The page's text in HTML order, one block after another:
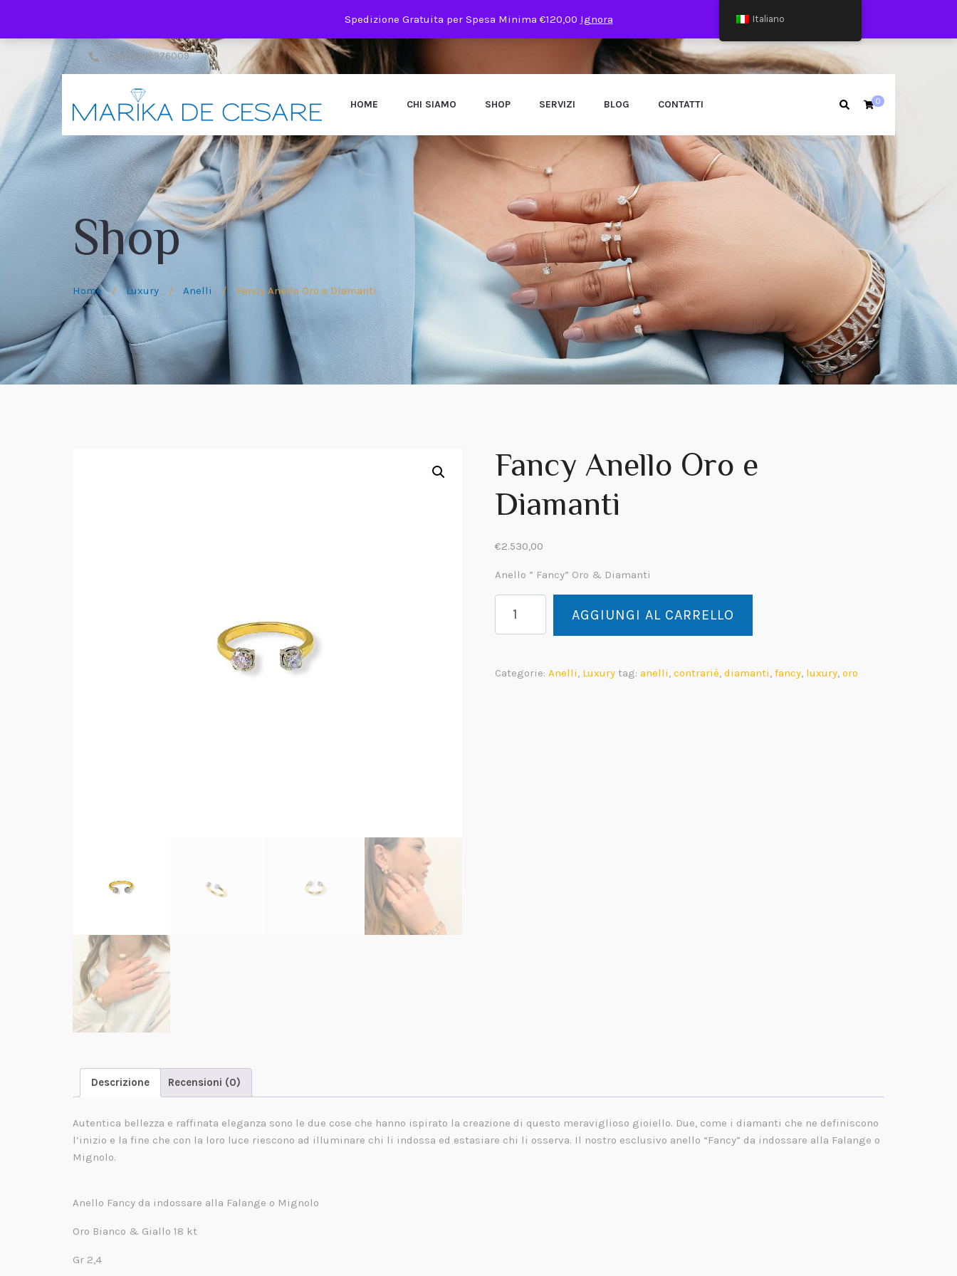
Spedizione Gratuita per Spesa Minima €120,00 Ignora
+39 081 19976009
HOME CHI SIAMO SHOP SERVIZI BLOG CONTATTI 0
Shop
Home / Luxury / Anelli / Fancy Anello Oro e Diamanti
Fancy Anello Oro e
Diamanti
€2.530,00
Anello ” Fancy” Oro & Diamanti
Anello
Oro
Diamanti
AGGIUNGI AL CARRELLO
Categorie: Anelli, Luxury tag: anelli, contrariè, diamanti, fancy, luxury, oro
Descrizione Recensioni (0)
Autentica bellezza e raffinata eleganza sono le due cose che hanno ispirato la creazione di questo meraviglioso gioiello. Due, come i diamanti che ne definiscono
l’inizio e la fine che con la loro luce riescono ad illuminare chi li indossa ed estasiare chi li osserva. Il nostro esclusivo anello “Fancy” da indossare alla Falange o
Mignolo.
Anello Fancy da indossare alla Falange o Mignolo
Oro Bianco & Giallo 18 kt
Gr 2,4
Italiano